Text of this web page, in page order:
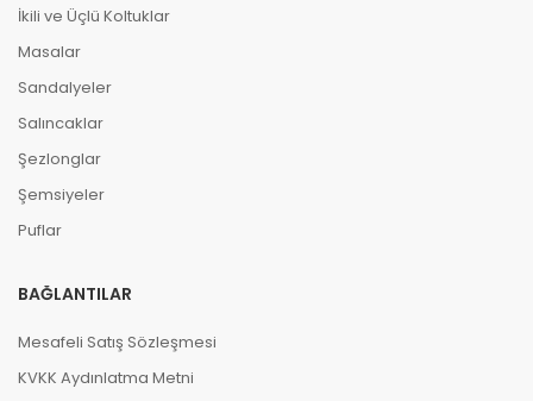
İkili ve Üçlü Koltuklar
Masalar
Sandalyeler
Salıncaklar
Şezlonglar
Şemsiyeler
Puflar
BAĞLANTILAR
Mesafeli Satış Sözleşmesi
KVKK Aydınlatma Metni